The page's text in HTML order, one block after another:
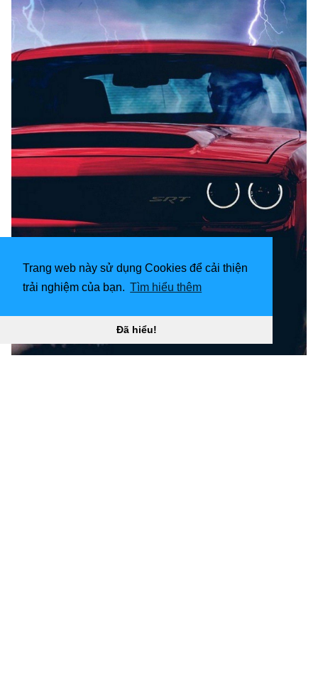
Trang web này sử dụng Cookies để cải thiện
trải nghiệm của bạn. Tìm hiểu thêm
Đã hiểu!